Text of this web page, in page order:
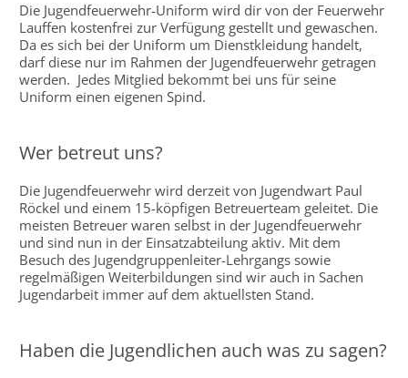
Die Jugendfeuerwehr-Uniform wird dir von der Feuerwehr
Lauffen kostenfrei zur Verfügung gestellt und gewaschen.
Da es sich bei der Uniform um Dienstkleidung handelt,
darf diese nur im Rahmen der Jugendfeuerwehr getragen
werden. Jedes Mitglied bekommt bei uns für seine
Uniform einen eigenen Spind.
Wer betreut uns?
Die Jugendfeuerwehr wird derzeit von Jugendwart Paul
Röckel und einem 15-köpfigen Betreuerteam geleitet. Die
meisten Betreuer waren selbst in der Jugendfeuerwehr
und sind nun in der Einsatzabteilung aktiv. Mit dem
Besuch des Jugendgruppenleiter-Lehrgangs sowie
regelmäßigen Weiterbildungen sind wir auch in Sachen
Jugendarbeit immer auf dem aktuellsten Stand.
Haben die Jugendlichen auch was zu sagen?